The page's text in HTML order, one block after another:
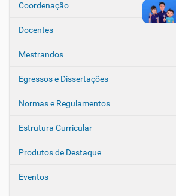
Coordenação
Docentes
Mestrandos
Egressos e Dissertações
Normas e Regulamentos
Estrutura Curricular
Produtos de Destaque
Eventos